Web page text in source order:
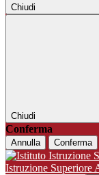
Chiudi
Chiudi
Conferma
Annulla Conferma
Istruzione